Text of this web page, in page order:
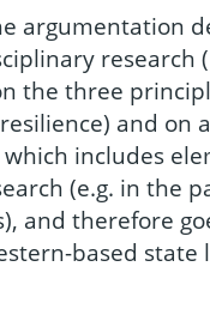
argumentation
research
the three
and on
includes
(e.g. in the
and therefore
based state